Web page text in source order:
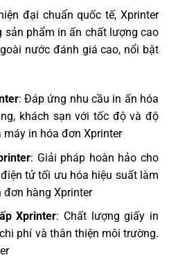
đại chuẩn quốc tế, Xprinter
sản phẩm in ấn chất lượng cao
nước đánh giá cao, nổi bật
: Đáp ứng nhu cầu in ấn hóa
khách sạn với tốc độ và độ
máy in hóa đơn Xprinter
: Giải pháp hoàn hảo cho
tử tối ưu hóa hiệu suất làm
đơn hàng Xprinter
Xprinter: Chất lượng giấy in
phí và thân thiện môi trường.